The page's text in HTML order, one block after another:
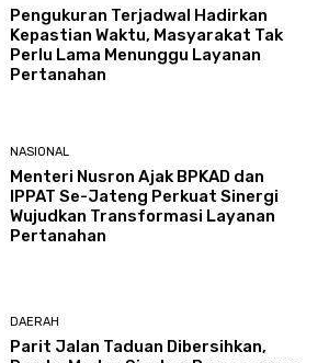
Pengukuran Terjadwal Hadirkan
Kepastian Waktu, Masyarakat Tak
Perlu Lama Menunggu Layanan
Pertanahan
NASIONAL
Menteri Nusron Ajak BPKAD dan
IPPAT Se-Jateng Perkuat Sinergi
Wujudkan Transformasi Layanan
Pertanahan
DAERAH
Parit Jalan Taduan Dibersihkan,